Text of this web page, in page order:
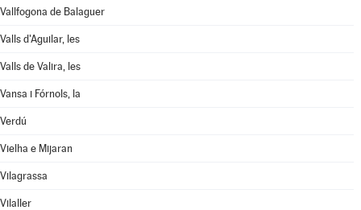
Vallfogona de Balaguer
Valls d'Aguilar, les
Valls de Valira, les
Vansa i Fórnols, la
Verdú
Vielha e Mijaran
Vilagrassa
Vilaller